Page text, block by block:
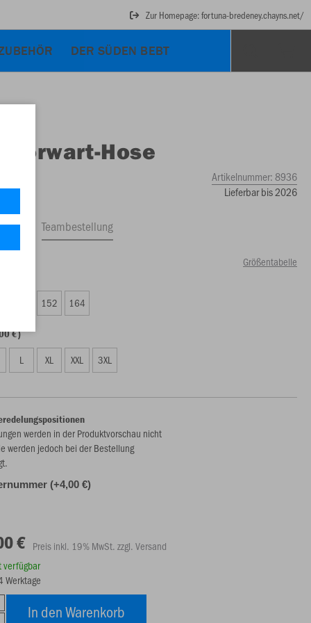
Zur Homepage: fortuna-bredeney.chayns.net/
DER SÜDEN BEBT
Torwart-Hose
Artikelnummer:8936
Lieferbar bis 2026
Teambestellung
Größentabelle
152 164
€)
L XL XXL 3XL
werden in der Produktvorschau nicht
werden jedoch bei der Bestellung
(+4,00 €)
€ Preis inkl. 19% MwSt. zzgl. Versand
verfügbar
Werktage
In den Warenkorb